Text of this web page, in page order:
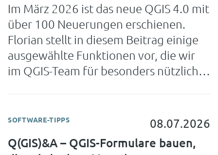
Im März 2026 ist das neue QGIS 4.0 mit
über 100 Neuerungen erschienen.
Florian stellt in diesem Beitrag einige
ausgewählte Funktionen vor, die wir
im QGIS-Team für besonders nützlich
SOFTWARE-TIPPS 08.07.2026
Q(GIS)&A – QGIS-Formulare bauen,